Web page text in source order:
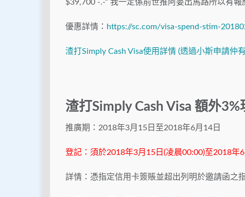
$39,700 -.-” 我一定係前世推阿婆出馬路所以有報
優惠詳情： https://sc.com/visa-spend-stim-
渣打Simply Cash Visa使用詳情 (透過小斯申請仲
渣打Simply Cash Visa 額外3%
推廣期：2018年3月15日至2018年6月14日
登記：須於2018年3月15日(凌晨00:00)至2018
詳情：憑指定信用卡簽賬並超出列明於邀請函之